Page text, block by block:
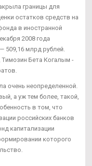
границы для
остатков средств на
в иностранной
2008 года
509,16 млрд рублей.
Tимозин Бета Когалым -
очень неопределенной.
а уж тем более, такой,
в том, что
российских банков
капитализации
которого